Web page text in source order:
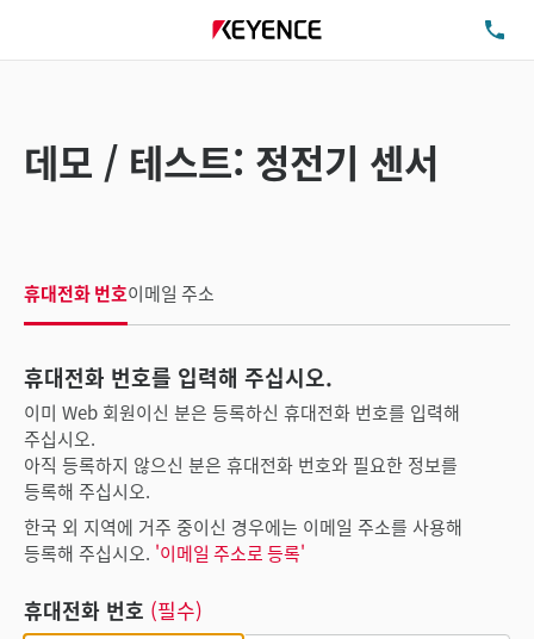
데모 / 테스트: 정전기 센서
휴대전화 번호이메일 주소
휴대전화 번호를 입력해 주십시오.
이미 Web 회원이신 분은 등록하신 휴대전화 번호를 입력해
주십시오.
아직 등록하지 않으신 분은 휴대전화 번호와 필요한 정보를
등록해 주십시오.
한국 외 지역에 거주 중이신 경우에는 이메일 주소를 사용해
등록해 주십시오. '이메일 주소로 등록'
휴대전화 번호 (필수)